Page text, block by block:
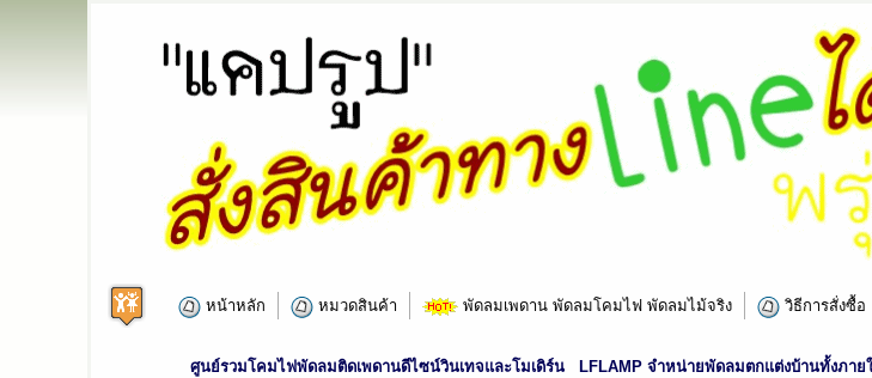
หน้าหลัก หมวดสินค้า พัดลมเพดาน พัดลมโคมไฟ พัดลมไม้จริง วิธีการสั่งซื้อ
ศูนย์รวมโคมไฟพัดลมติดเพดานดีไซน์วินเทจและโมเดิร์น LFLAMP จำหน่ายพัดลมตกแต่งบ้านทั้งภาย